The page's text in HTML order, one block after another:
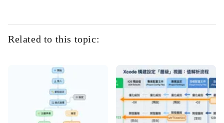
Related to this topic: